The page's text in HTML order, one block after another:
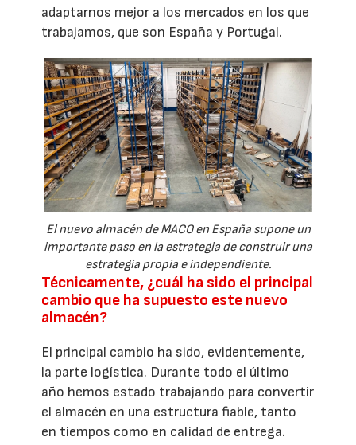
adaptarnos mejor a los mercados en los que
trabajamos, que son España y Portugal.
El nuevo almacén de MACO en España supone un
importante paso en la estrategia de construir una
estrategia propia e independiente.
Técnicamente, ¿cuál ha sido el principal
cambio que ha supuesto este nuevo
almacén?
El principal cambio ha sido, evidentemente,
la parte logística. Durante todo el último
año hemos estado trabajando para convertir
el almacén en una estructura fiable, tanto
en tiempos como en calidad de entrega.